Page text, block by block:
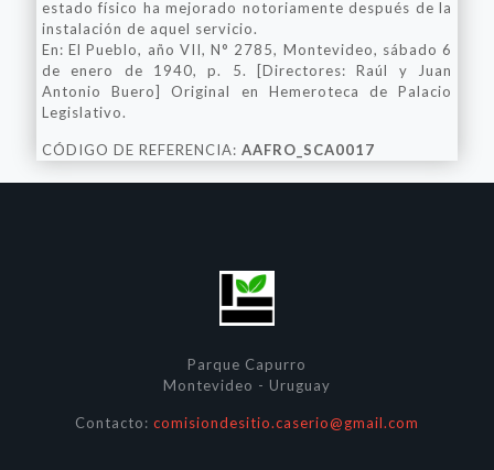
estado físico ha mejorado notoriamente después de la
instalación de aquel servicio.
En: El Pueblo, año VII, N° 2785, Montevideo, sábado 6
de enero de 1940, p. 5. [Directores: Raúl y Juan
Antonio Buero] Original en Hemeroteca de Palacio
Legislativo.
CÓDIGO DE REFERENCIA: AAFRO_SCA0017
Parque Capurro
Montevideo - Uruguay
Contacto: comisiondesitio.caserio@gmail.com